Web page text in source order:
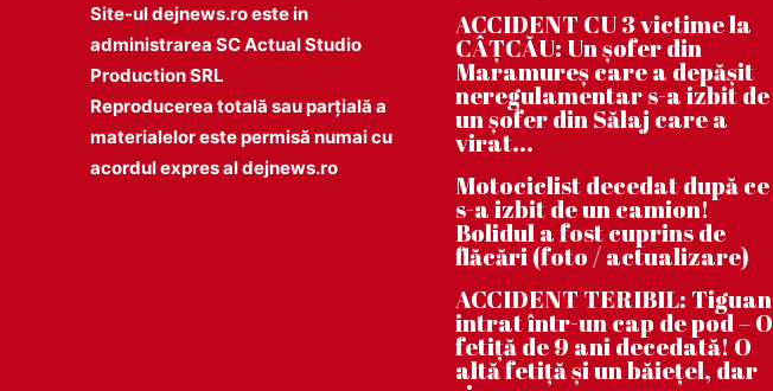
Site-ul dejnews.ro este in
administrarea SC Actual Studio
Production SRL
Reproducerea totală sau parțială a
materialelor este permisă numai cu
acordul expres al dejnews.ro
ACCIDENT CU 3 victime la
CÂȚCĂU: Un șofer din
Maramureș care a depășit
neregulamentar s-a izbit de
un șofer din Sălaj care a
virat...
Motociclist decedat după ce
s-a izbit de un camion!
Bolidul a fost cuprins de
flăcări (foto / actualizare)
ACCIDENT TERIBIL: Tiguan
intrat într-un cap de pod – O
fetiță de 9 ani decedată! O
altă fetiță și un băiețel, dar